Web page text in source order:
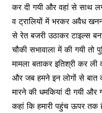
कर दी गयी और वहां से साथ
व ट्रालियों में भरकर अवैध
से रेत बजरी उठाकर टाइल्स
चौकी सभावाला में की गयी तो
मामला बताकर इतिश्री कर
और जब हमने इन लोगों से बात
मारने की धमकियां दी गयी और
कहां कि हमारी पहुंच ऊपर तक